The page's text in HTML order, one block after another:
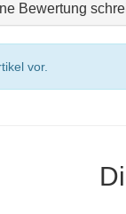
Bewertung
vor.